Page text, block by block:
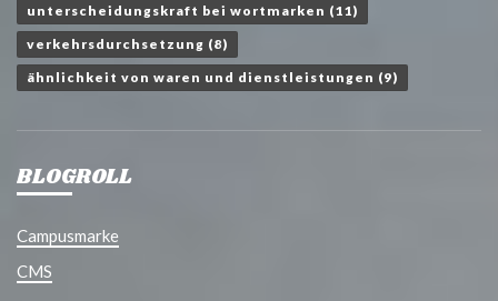
unterscheidungskraft bei wortmarken (11)
verkehrsdurchsetzung (8)
ähnlichkeit von waren und dienstleistungen (9)
BLOGROLL
Campusmarke
CMS